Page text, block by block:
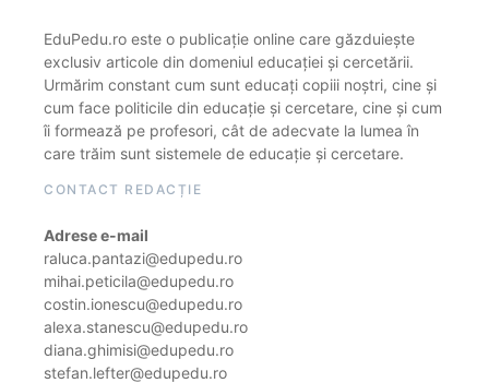
EduPedu.ro este o publicație online care găzduiește
exclusiv articole din domeniul educației și cercetării.
Urmărim constant cum sunt educați copiii noștri, cine și
cum face politicile din educație și cercetare, cine și cum
îi formează pe profesori, cât de adecvate la lumea în
care trăim sunt sistemele de educație și cercetare.
CONTACT REDACȚIE
Adrese e-mail
raluca.pantazi@edupedu.ro
mihai.peticila@edupedu.ro
costin.ionescu@edupedu.ro
alexa.stanescu@edupedu.ro
diana.ghimisi@edupedu.ro
stefan.lefter@edupedu.ro